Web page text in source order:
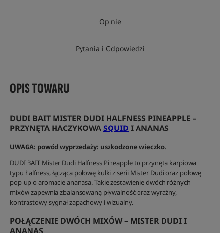
Opinie
Pytania i Odpowiedzi
OPIS TOWARU
DUDI BAIT MISTER DUDI HALFNESS PINEAPPLE –
PRZYNĘTA HACZYKOWASQUID I ANANAS
UWAGA: powód wyprzedaży: uszkodzone wieczko.
DUDI BAIT Mister Dudi Halfness Pineapple to przynęta karpiowa
typu halfness, łącząca połowę kulki z serii Mister Dudi oraz połowę
pop-up o aromacie ananasa. Takie zestawienie dwóch różnych
mixów zapewnia zbalansowaną pływalność oraz wyraźny,
kontrastowy sygnał zapachowy i wizualny.
POŁĄCZENIE DWÓCH MIXÓW – MISTER DUDI I
ANANAS